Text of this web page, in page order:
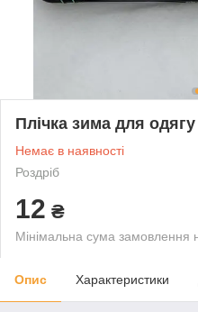
Плічка зима для
Немає в наявності
Роздріб
12 ₴
Мінімальна сума замовлення
Опис Характеристики